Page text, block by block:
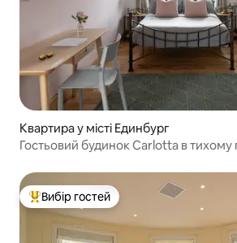
Квартира у місті Единбург
Гостьовий будинок Carlotta в тихому
Топ вибір гостей
Вибір гостей